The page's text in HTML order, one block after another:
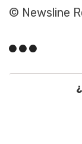
© Newsline